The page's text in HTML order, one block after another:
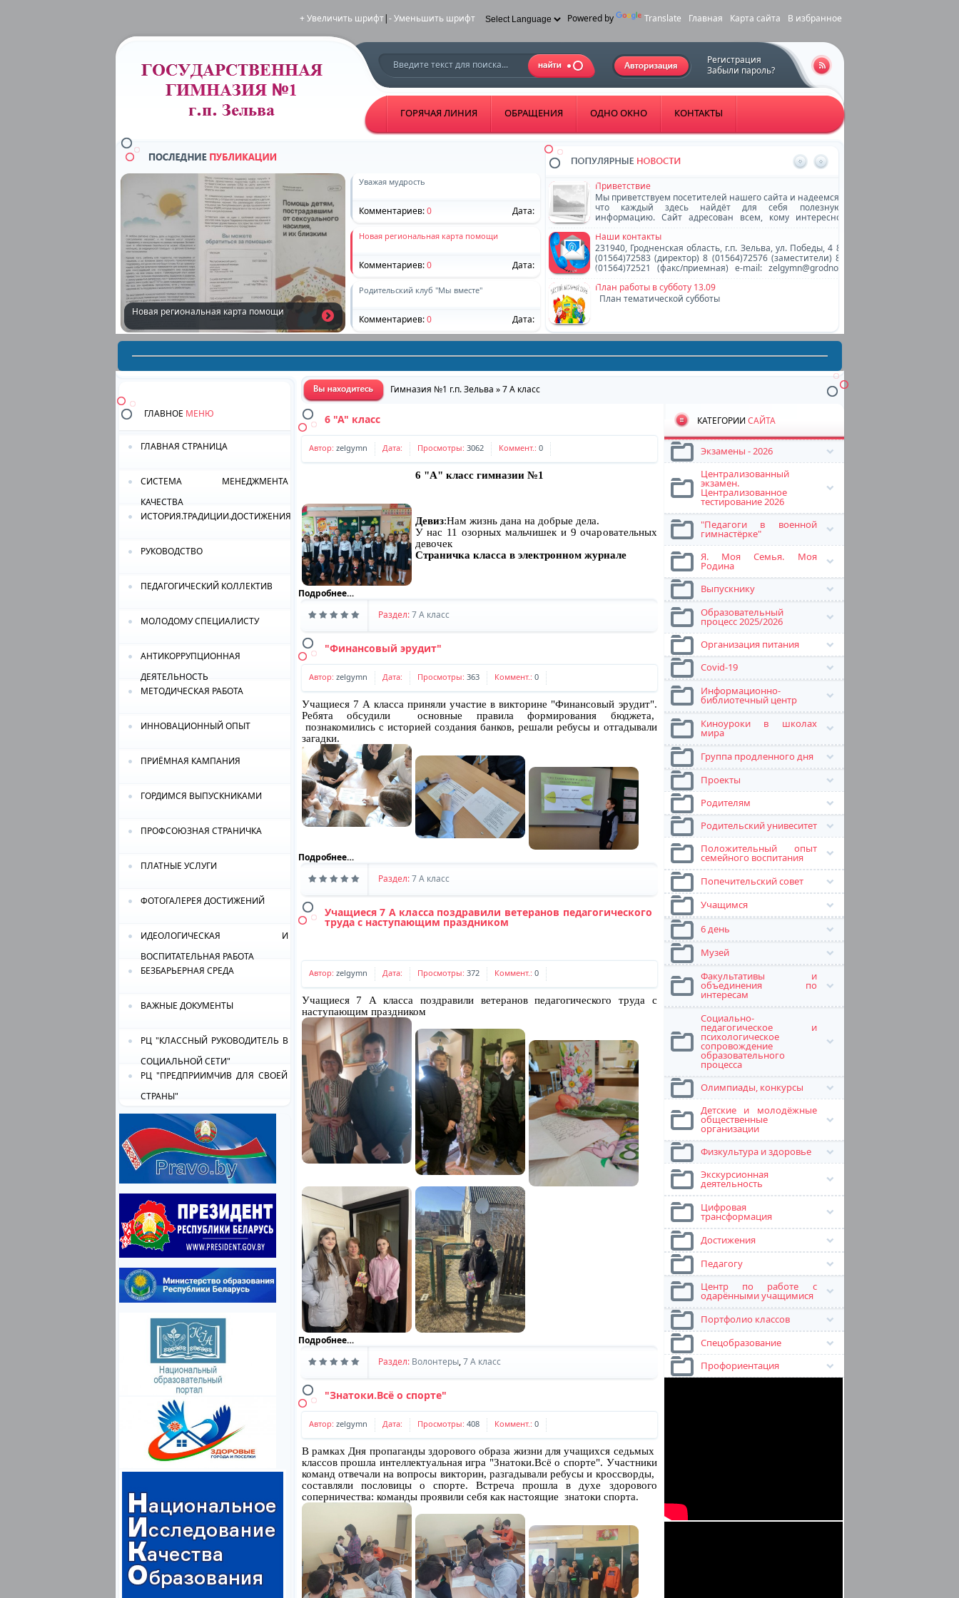
+ Увеличить шрифт|- Уменьшить шрифт Powered by Translate Главная Карта сайта В избранное
Регистрация
Забыли пароль?
ГОРЯЧАЯ ЛИНИЯ ОБРАЩЕНИЯ ОДНО ОКНО КОНТАКТЫ
Приветствие
Мы приветствуем посетителей нашего сайта и надеемся,
что каждый здесь найдёт для себя полезную
информацию. Сайт адресован всем, кому интересно
Наши контакты
231940, Гродненская область, г.п. Зельва, ул. Победы, 4 8
(01564)72583 (директор) 8 (01564)72576 (заместители) 8
(01564)72521 (факс/приемная) e-mail: zelgymn@grodno-
План работы в субботу 13.09
План тематической субботы
Новая региональная карта помощи
Уважая мудрость
Комментариев:0 Дата:
Новая региональная карта помощи
Комментариев:0 Дата:
Родительский клуб "Мы вместе"
Комментариев:0 Дата:
График факультативных занятий и занятий
по интересам
Комментариев:0 Дата:
Сохраним ребенку жизнь
"Понять и помочь"
Комментариев: 0 Дата:
Графики работы специалистов
Комментариев: 0 Дата:
Школа социальной адаптации
Приглашаем присоединиться
Комментариев:0
Наши контакты
Комментариев:
Гимназия №1 г.п. Зельва »7 A класс
ГЛАВНОЕ МЕНЮ
ГЛАВНАЯ СТРАНИЦА
СИСТЕМА МЕНЕДЖМЕНТА
КАЧЕСТВА
ИСТОРИЯ.ТРАДИЦИИ.ДОСТИЖЕНИЯ.
РУКОВОДСТВО
ПЕДАГОГИЧЕСКИЙ КОЛЛЕКТИВ
МОЛОДОМУ СПЕЦИАЛИСТУ
АНТИКОРРУПЦИОННАЯ
ДЕЯТЕЛЬНОСТЬ
МЕТОДИЧЕСКАЯ РАБОТА
ИННОВАЦИОННЫЙ ОПЫТ
ПРИЁМНАЯ КАМПАНИЯ
ГОРДИМСЯ ВЫПУСКНИКАМИ
ПРОФСОЮЗНАЯ СТРАНИЧКА
ПЛАТНЫЕ УСЛУГИ
ФОТОГАЛЕРЕЯ ДОСТИЖЕНИЙ
ИДЕОЛОГИЧЕСКАЯ И
ВОСПИТАТЕЛЬНАЯ РАБОТА
БЕЗБАРЬЕРНАЯ СРЕДА
ВАЖНЫЕ ДОКУМЕНТЫ
РЦ "КЛАССНЫЙ РУКОВОДИТЕЛЬ В
СОЦИАЛЬНОЙ СЕТИ"
РЦ "ПРЕДПРИИМЧИВ ДЛЯ СВОЕЙ
СТРАНЫ"
КАТЕГОРИИ САЙТА
Экзамены - 2026
Централизованный
экзамен.
Централизованное
тестирование 2026
"Педагоги в военной
гимнастёрке"
Я. Моя Семья. Моя
Родина
Выпускнику
Образовательный
процесс 2025/2026
Организация питания
Covid-19
Информационно-
библиотечный центр
Киноуроки в школах
мира
Группа продленного дня
Проекты
Родителям
Родительский унивеситет
Положительный опыт
семейного воспитания
Попечительский совет
Учащимся
6 день
Музей
Факультативы и
объединения по
интересам
Социально-
педагогическое и
психологическое
сопровождение
образовательного
процесса
Олимпиады, конкурсы
Детские и молодёжные
общественные
организации
Физкультура и здоровье
Экскурсионная
деятельность
Цифровая
трансформация
Достижения
Педагогу
Центр по работе с
одарёнными учащимися
Портфолио классов
Спецобразование
Профориентация
6 "А" класс
Автор: zelgymn Дата: Просмотры: 3062 Коммент.: 0
6 "А" класс гимназии №1
Девиз:Нам жизнь дана на добрые дела.
У нас 11 озорных мальчишек и 9 очаровательных
девочек
Страничка класса в электронном журнале
Подробнее…
Раздел:7 A класс
"Финансовый эрудит"
Автор: zelgymn Дата: Просмотры: 363 Коммент.: 0
Учащиеся 7 А класса приняли участие в викторине "Финансовый эрудит".
Ребята обсудили основные правила формирования бюджета,
познакомились с историей создания банков, решали ребусы и отгадывали
загадки.
Подробнее…
Раздел:7 A класс
Учащиеся 7 А класса поздравили ветеранов педагогического
труда с наступающим праздником
Автор: zelgymn Дата: Просмотры: 372 Коммент.: 0
Учащиеся 7 А класса поздравили ветеранов педагогического труда с
наступающим праздником
Подробнее…
Раздел: Волонтеры,7 A класс
"Знатоки.Всё о спорте"
Автор: zelgymn Дата: Просмотры: 408 Коммент.: 0
В рамках Дня пропаганды здорового образа жизни для учащихся седьмых
классов прошла интеллектуальная игра "Знатоки.Всё о спорте". Участники
команд отвечали на вопросы викторин, разгадывали ребусы и кроссворды,
составляли пословицы о спорте. Встреча прошла в духе здорового
соперничества: команды проявили себя как настоящие знатоки спорта.